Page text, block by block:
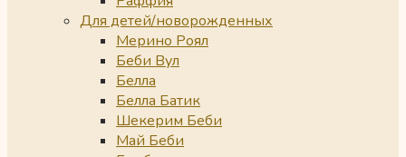
Для детей/новорожденных
Мерино Роял
Беби Вул
Белла
Белла Батик
Шекерим Беби
Май Беби